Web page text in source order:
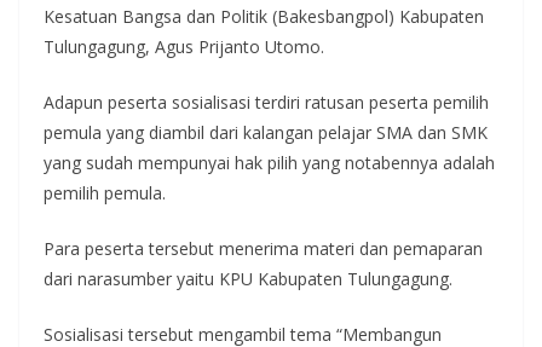
Kesatuan Bangsa dan Politik (Bakesbangpol) Kabupaten
Tulungagung, Agus Prijanto Utomo.
Adapun peserta sosialisasi terdiri ratusan peserta pemilih
pemula yang diambil dari kalangan pelajar SMA dan SMK
yang sudah mempunyai hak pilih yang notabennya adalah
pemilih pemula.
Para peserta tersebut menerima materi dan pemaparan
dari narasumber yaitu KPU Kabupaten Tulungagung.
Sosialisasi tersebut mengambil tema “Membangun